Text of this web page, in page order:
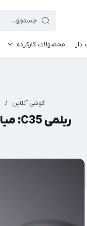
محصولات کارکرده
گوشی آنلاین /
ریلمی C35: میان‌رده جدید ریلمی با دوربین 50 مگاپیکسلی معرفی شد.